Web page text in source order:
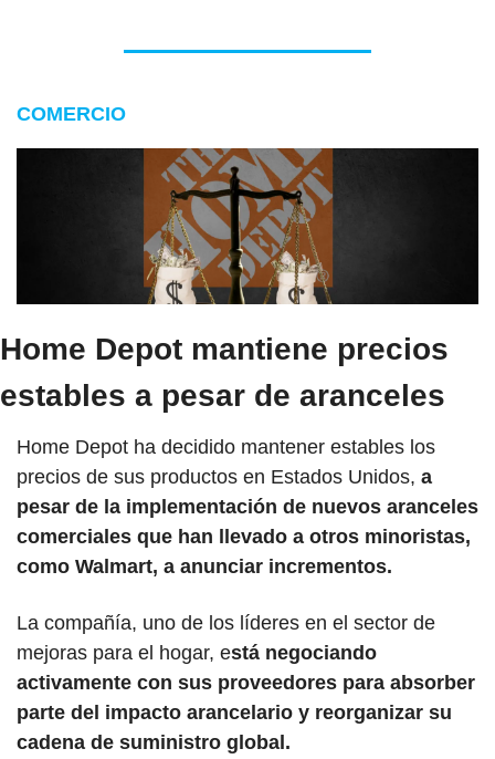
COMERCIO
Home Depot mantiene precios
estables a pesar de aranceles
Home Depot ha decidido mantener estables los
precios de sus productos en Estados Unidos, a
pesar de la implementación de nuevos aranceles
comerciales que han llevado a otros minoristas,
como Walmart, a anunciar incrementos.
La compañía, uno de los líderes en el sector de
mejoras para el hogar, está negociando
activamente con sus proveedores para absorber
parte del impacto arancelario y reorganizar su
cadena de suministro global.